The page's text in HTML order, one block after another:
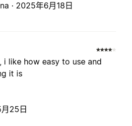
· 2025年6月18日
i like how easy to use and
it is
25日